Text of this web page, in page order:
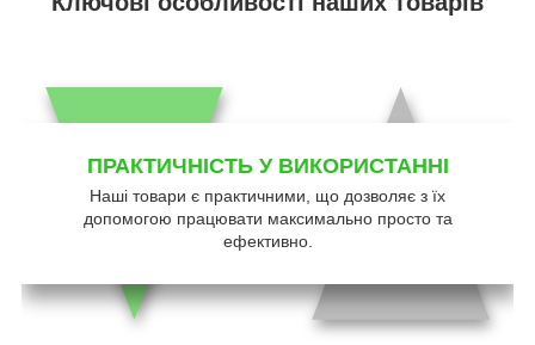
ПРАКТИЧНІСТЬ У ВИКОРИСТАННІ
Наші товари є практичними, що дозволяє з їх
допомогою працювати максимально просто та
ефективно.